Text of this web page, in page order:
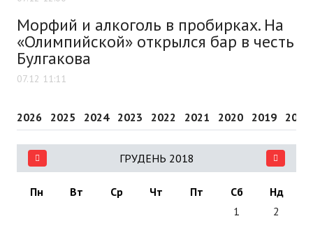
Морфий и алкоголь в пробирках. На
«Олимпийской» открылся бар в честь
Булгакова
07.12 11:11
2026 2025 2024 2023 2022 2021 2020 2019 2018
ГРУДЕНЬ 2018
Пн Вт Ср Чт Пт Сб
Нд
1
2